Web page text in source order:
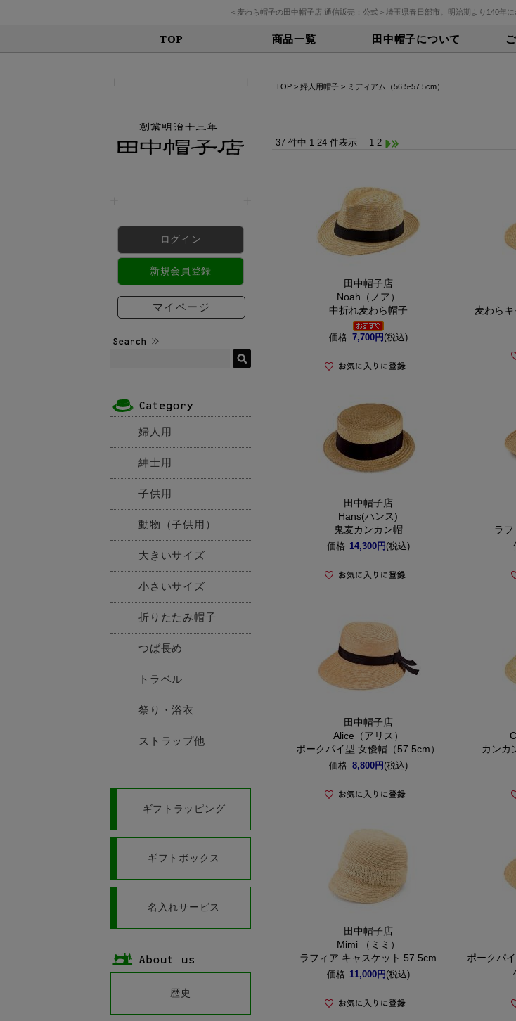
＜麦わら帽子の田中帽子店:通信販売：公式＞埼玉県春日部市。明治期より140年
TOP 商品一覧 田中帽子について
ログイン
新規会員登録
マイページ
婦人用
紳士用
子供用
動物（子供用）
大きいサイズ
小さいサイズ
折りたたみ帽子
つば長め
トラベル
祭り・浴衣
ストラップ他
ギフトラッピング
ギフトボックス
名入れサービス
歴史
TOP > 婦人用帽子 > ミディアム（56.5-57.5cm）
37 件中 1-24 件表示 1 2
田中帽子店
Noah（ノア）
中折れ麦わら帽子
価格 7,700円 (税込)
麦わら
田中帽子店
Hans(ハンス)
鬼麦カンカン帽
価格 14,300円 (税込)
ラ
田中帽子店
Alice（アリス）
ポークパイ型 女優帽（57.5cm）
価格 8,800円 (税込)
カンカ
田中帽子店
Mimi （ミミ）
ラフィア キャスケット 57.5cm
価格 11,000円 (税込)
ポークパ